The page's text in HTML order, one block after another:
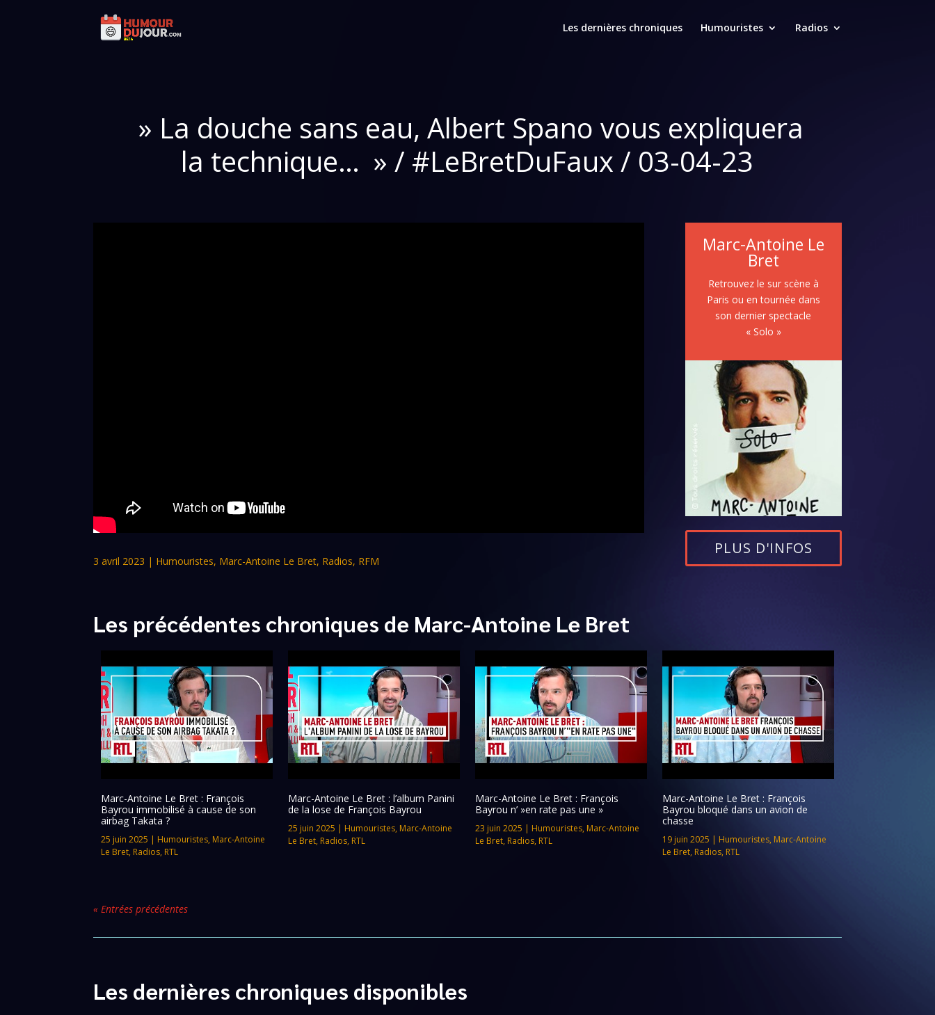
Les dernières chroniques Humouristes Radios
» La douche sans eau, Albert Spano vous expliquera
la technique… » / #LeBretDuFaux / 03-04-23
3 avril 2023 | Humouristes, Marc-Antoine Le Bret, Radios, RFM
Marc-Antoine Le
Bret
Retrouvez le sur scène à
Paris ou en tournée dans
son dernier spectacle
« Solo »
PLUS D'INFOS
Les précédentes chroniques de Marc-Antoine Le Bret
Marc-Antoine Le Bret : François
Bayrou immobilisé à cause de son
airbag Takata ?
25 juin 2025 | Humouristes, Marc-Antoine
Le Bret, Radios, RTL
Marc-Antoine Le Bret : l’album Panini
de la lose de François Bayrou
25 juin 2025 | Humouristes, Marc-Antoine
Le Bret, Radios, RTL
Marc-Antoine Le Bret : François
Bayrou n’ »en rate pas une »
23 juin 2025 | Humouristes, Marc-Antoine
Le Bret, Radios, RTL
Marc-Antoine Le Bret : François
Bayrou bloqué dans un avion de
chasse
19 juin 2025 | Humouristes, Marc-Antoine
Le Bret, Radios, RTL
« Entrées précédentes
Les dernières chroniques disponibles